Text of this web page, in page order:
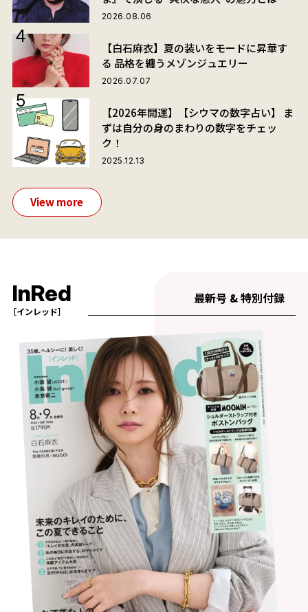
2026.08.06
【白石麻衣】夏の装いをモードに昇華す
る 品格を纏うメゾンジュエリー
2026.07.07
【2026年開運】【シウマの数字占い】 ま
ずは自分の身のまわりの数字をチェッ
ク！
2025.12.13
View more
InRed
［インレッド］
最新号 & 特別付録